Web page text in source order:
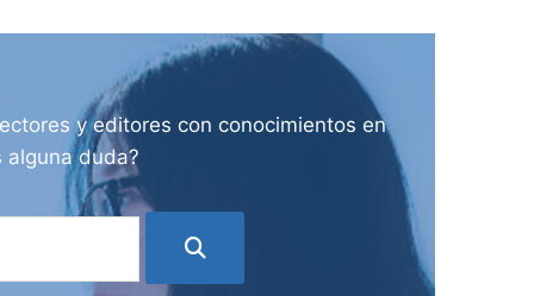
y editores con conocimientos en
alguna duda?